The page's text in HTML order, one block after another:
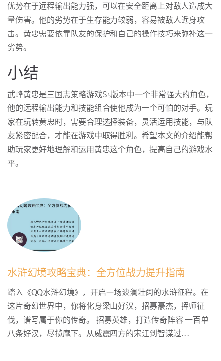
优势在于远程输出能力强，可以在安全距离上对敌人造成大
量伤害。他的劣势在于生存能力较弱，容易被敌人近身攻
击。黄忠需要依靠队友的保护和自己的操作技巧来弥补这一
劣势。
小结
武峰黄忠是三国志策略游戏S5版本中一个非常强大的角色，
他的远程输出能力和技能组合使他成为一个可怕的对手。玩
家在玩转黄忠时，需要合理选择装备，灵活运用技能，与队
友紧密配合，才能在游戏中取得胜利。希望本文的介绍能帮
助玩家更好地理解和运用黄忠这个角色，提高自己的游戏水
平。
水浒幻境攻略宝典：全方位战力提升指南
踏入《QQ水浒幻境》，开启一场波澜壮阔的水浒征程。在
这片奇幻世界中，你将化身梁山好汉，招募豪杰，挥师征
伐，谱写属于你的传奇。 招募英雄，打造传奇阵容 一百单
八条好汉，尽揽麾下。从威震四方的宋江到智谋过...